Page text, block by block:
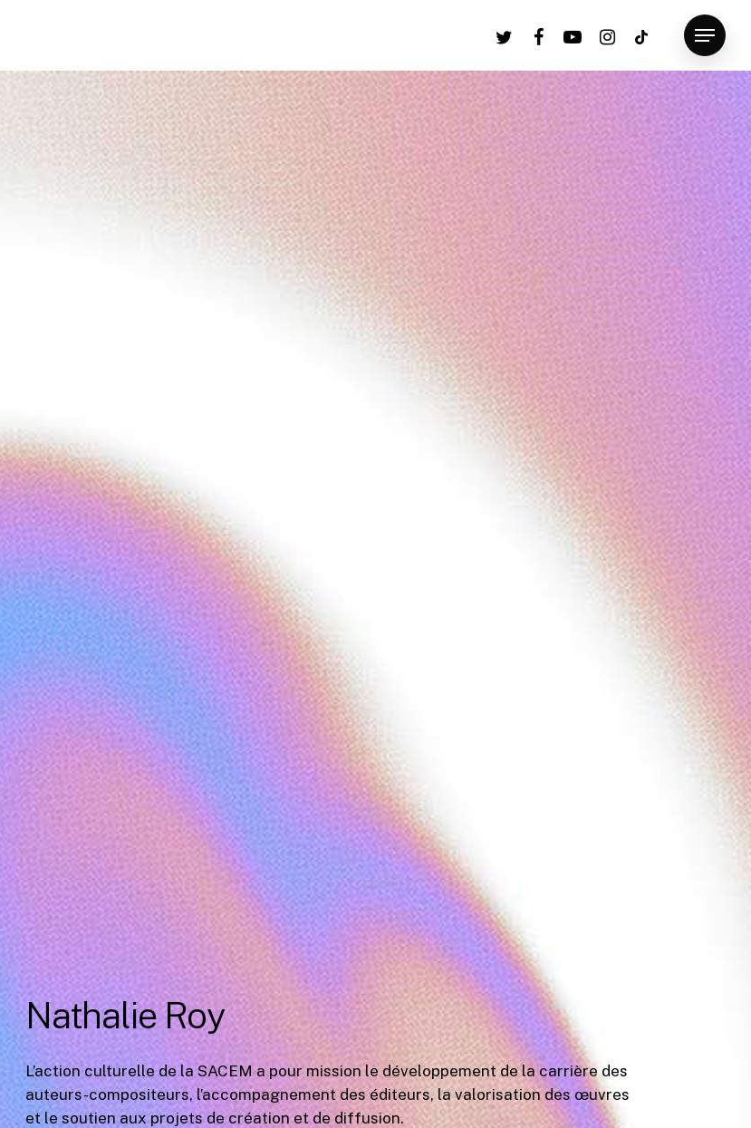
twitter facebookyoutubeinstagram
tiktok Menu
Nathalie Roy
L’action culturelle de la SACEM a pour mission le développement de la carrière des
auteurs-compositeurs, l’accompagnement des éditeurs, la valorisation des œuvres
et le soutien aux projets de création et de diffusion.